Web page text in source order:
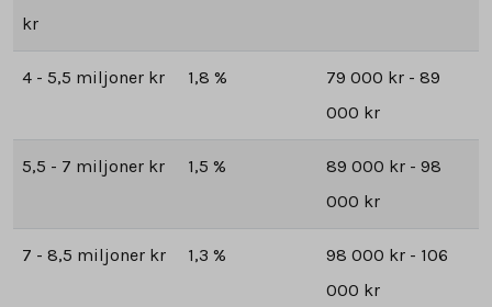
kr
4 - 5,5 miljoner kr 1,8 %
79 000 kr - 89
000 kr
5,5 - 7 miljoner kr 1,5 %
89 000 kr - 98
000 kr
7 - 8,5 miljoner kr 1,3 %
98 000 kr - 106
000 kr